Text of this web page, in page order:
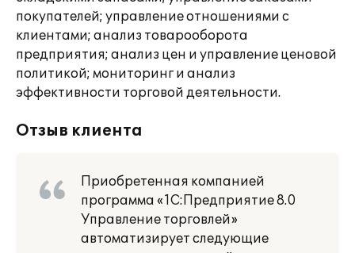
покупателей; управление отношениями с
клиентами; анализ товарооборота
предприятия; анализ цен и управление ценовой
политикой; мониторинг и анализ
эффективности торговой деятельности.
Отзыв клиента
Приобретенная компанией
программа «1С:Предприятие 8.0
Управление торговлей»
автоматизирует следующие